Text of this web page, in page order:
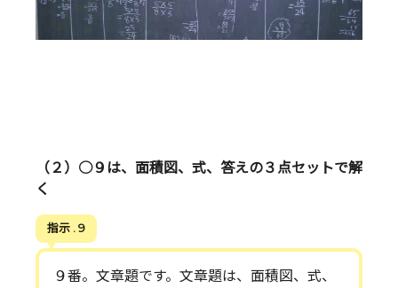
（２）○９は、面積図、式、答えの３点セットで解
く
指示 . 9
９番。文章題です。文章題は、面積図、式、